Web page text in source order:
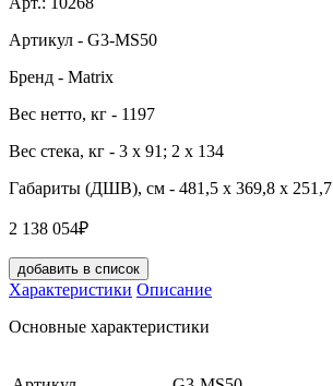
Артикул - G3-MS50
Бренд - Matrix
Вес нетто, кг - 1197
Вес стека, кг - 3 х 91; 2 х 134
Габариты (ДШВ), см - 481,5 x 369,8 x 251,7
2 138 054₽
добавить в список
Характеристики Описание
Основные характеристики